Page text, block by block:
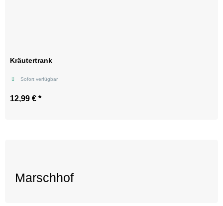
Kräutertrank
Sofort verfügbar
12,99 € *
Marschhof